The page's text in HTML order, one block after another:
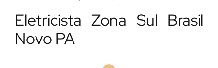
Eletricista Zona Sul Brasil
Novo PA